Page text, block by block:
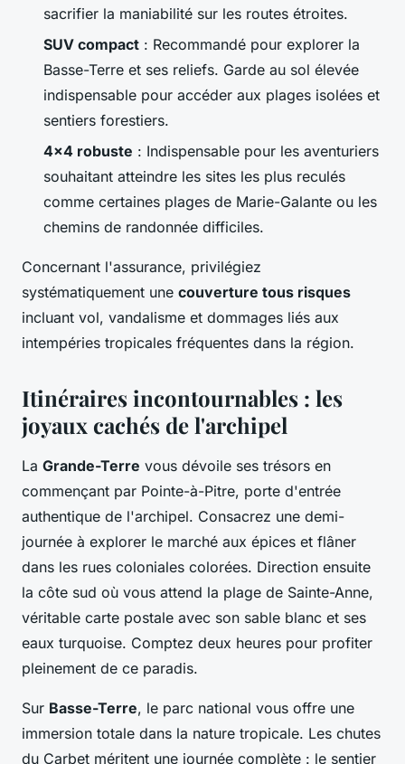
sacrifier la maniabilité sur les routes étroites.
SUV compact : Recommandé pour explorer la
Basse-Terre et ses reliefs. Garde au sol élevée
indispensable pour accéder aux plages isolées et
sentiers forestiers.
4x4 robuste : Indispensable pour les aventuriers
souhaitant atteindre les sites les plus reculés
comme certaines plages de Marie-Galante ou les
chemins de randonnée difficiles.
Concernant l'assurance, privilégiez
systématiquement une couverture tous risques
incluant vol, vandalisme et dommages liés aux
intempéries tropicales fréquentes dans la région.
Itinéraires incontournables : les
joyaux cachés de l'archipel
La Grande-Terre vous dévoile ses trésors en
commençant par Pointe-à-Pitre, porte d'entrée
authentique de l'archipel. Consacrez une demi-
journée à explorer le marché aux épices et flâner
dans les rues coloniales colorées. Direction ensuite
la côte sud où vous attend la plage de Sainte-Anne,
véritable carte postale avec son sable blanc et ses
eaux turquoise. Comptez deux heures pour profiter
pleinement de ce paradis.
Sur Basse-Terre, le parc national vous offre une
immersion totale dans la nature tropicale. Les chutes
du Carbet méritent une journée complète : le sentier